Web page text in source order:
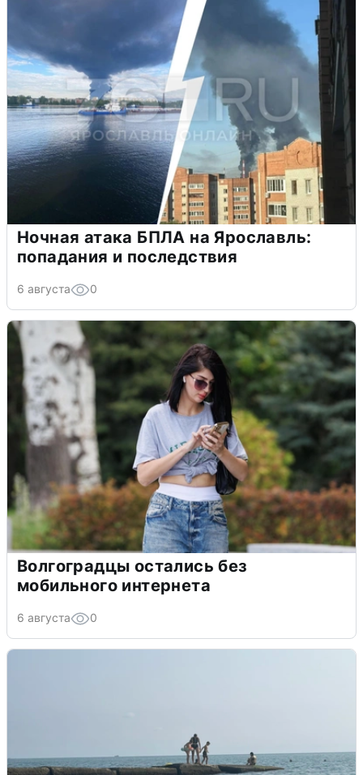
Ночная атака БПЛА на Ярославль:
попадания и последствия
6 августа 0
Волгоградцы остались без
мобильного интернета
6 августа 0